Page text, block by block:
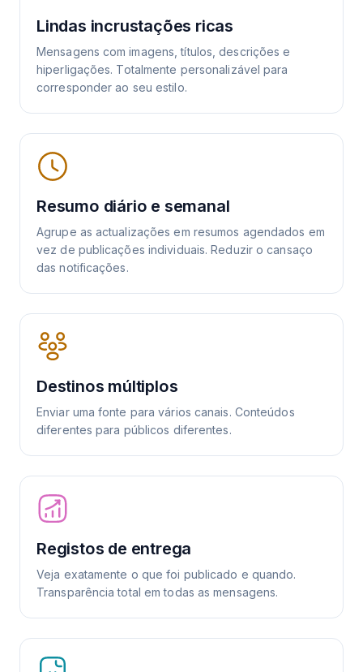
Lindas incrustações ricas
Mensagens com imagens, títulos, descrições e
hiperligações. Totalmente personalizável para
corresponder ao seu estilo.
Resumo diário e semanal
Agrupe as actualizações em resumos agendados em
vez de publicações individuais. Reduzir o cansaço
das notificações.
Destinos múltiplos
Enviar uma fonte para vários canais. Conteúdos
diferentes para públicos diferentes.
Registos de entrega
Veja exatamente o que foi publicado e quando.
Transparência total em todas as mensagens.